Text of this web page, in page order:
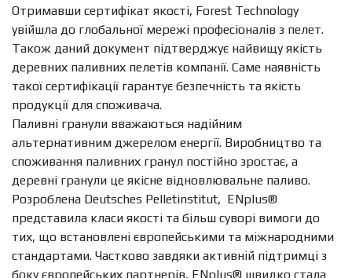
Отримавши сертифікат якості, Forest Technology
увійшла до глобальної мережі професіоналів з пелет.
Також даний документ підтверджує найвищу якість
деревних паливних пелетів компанії. Саме наявність
такої сертифікації гарантує безпечність та якість
продукції для споживача.
Паливні гранули вважаються надійним
альтернативним джерелом енергії. Виробництво та
споживання паливних гранул постійно зростає, а
деревні гранули це якісне відновлювальне паливо.
Розроблена Deutsches Pelletinstitut, ENplus®
представила класи якості та більш суворі вимоги до
тих, що встановлені європейськими та міжнародними
стандартами. Частково завдяки активній підтримці з
боку європейських партнерів, ENplus® швидко стала